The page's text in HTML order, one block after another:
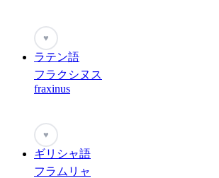
♥
ラテン語
フラクシヌス
fraxinus
♥
ギリシャ語
フラムリャ